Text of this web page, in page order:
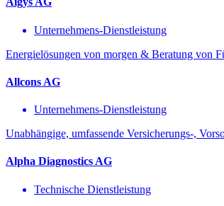
Unternehmens-Dienstleistung
Energielösungen von morgen & Beratung von
Allcons AG
Unternehmens-Dienstleistung
Unabhängige, umfassende Versicherungs-,
Alpha Diagnostics AG
Technische Dienstleistung